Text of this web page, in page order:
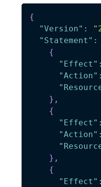
{
"Version" :
"Statement" :
{
"Effect" :
"Action" :
} ,
{
"Effect" :
"Action" :
} ,
{
"Effect" :